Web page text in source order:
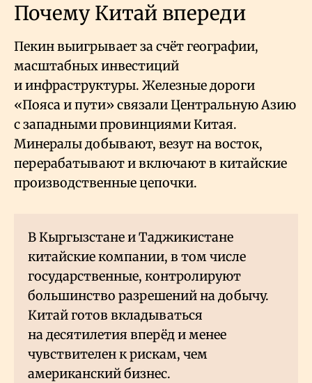
Почему Китай впереди
Пекин выигрывает за счёт географии,
масштабных инвестиций
и инфраструктуры. Железные дороги
«Пояса и пути» связали Центральную Азию
с западными провинциями Китая.
Минералы добывают, везут на восток,
перерабатывают и включают в китайские
производственные цепочки.
В Кыргызстане и Таджикистане
китайские компании, в том числе
государственные, контролируют
большинство разрешений на добычу.
Китай готов вкладываться
на десятилетия вперёд и менее
чувствителен к рискам, чем
американский бизнес.